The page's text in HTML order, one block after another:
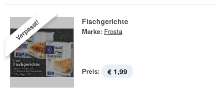
Verpasst! Fischgerichte
Marke: Frosta
Preis: € 1,99